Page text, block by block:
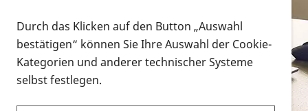
Vorlesen
Alle Infomaterialien in verschiedenen
Formaten an einem Ort
Sie möchten wissen, wie Sie nach Infonmaterial
Durch das Klicken auf den Button „Auswahl
bestätigen“ können Sie Ihre Auswahl der Cookie-
Kategorien und anderer technischer Systeme
selbst festlegen.